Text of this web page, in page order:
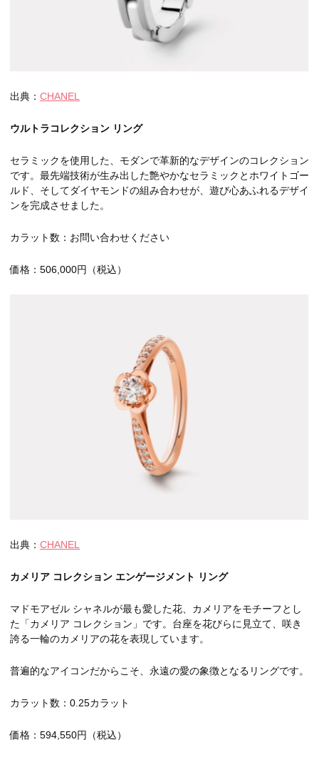
出典： CHANEL
ウルトラコレクション リング
セラミックを使用した、モダンで革新的なデザインのコレクション
です。最先端技術が生み出した艶やかなセラミックとホワイトゴー
ルド、そしてダイヤモンドの組み合わせが、遊び心あふれるデザイ
ンを完成させました。
カラット数：お問い合わせください
価格：506,000円（税込）
出典： CHANEL
カメリア コレクション エンゲージメント リング
マドモアゼル シャネルが最も愛した花、カメリアをモチーフとし
た「カメリア コレクション」です。台座を花びらに見立て、咲き
誇る一輪のカメリアの花を表現しています。
普遍的なアイコンだからこそ、永遠の愛の象徴となるリングです。
カラット数：0.25カラット
価格：594,550円（税込）